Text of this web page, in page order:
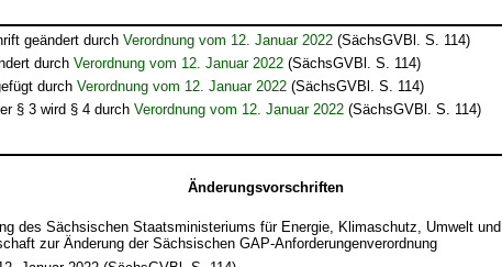
geändert durchVerordnung vom 12. Januar 2022 (SächsGVBl. S. 114)
durchVerordnung vom 12. Januar 2022 (SächsGVBl. S. 114)
durchVerordnung vom 12. Januar 2022 (SächsGVBl. S. 114)
§ 3 wird § 4 durchVerordnung vom 12. Januar 2022 (SächsGVBl. S. 114)
Änderungsvorschriften
des Sächsischen Staatsministeriums für Energie, Klimaschutz, Umwelt und
zur Änderung der Sächsischen GAP-Anforderungenverordnung